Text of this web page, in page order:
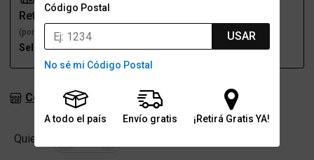
Código Postal
USAR
No sé mi Código Postal
A todo el país Envío gratis ¡Retirá Gratis YA!
Retiro
(por una sucursal)
Seleccioná talle Seleccioná talle
Consultar stock en sucursales
Quiero